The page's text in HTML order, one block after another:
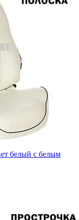
белый с белым